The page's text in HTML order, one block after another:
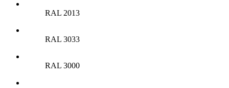
RAL 2013
RAL 3033
RAL 3000